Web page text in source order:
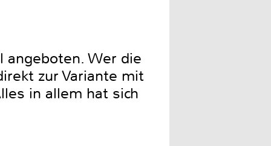
angeboten. Wer die
zur Variante mit
in allem hat sich